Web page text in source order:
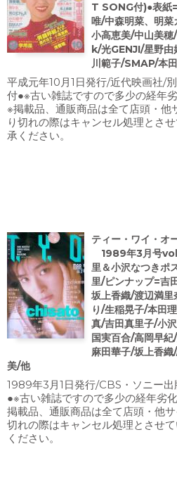
T SONG付)●表紙
唯/中森明菜、明
小高恵美/中山美
k/光GENJI/星野由
川範子/SMAP/本
平成元年10月1日発行/近代映画社/
付●※古い雑誌ですので多少の経年
※掲載品、通販商品は全て店頭・他
り切れの際はキャンセル処理とさ
承ください。
ティー・ワイ・オ
1989年3月号
里＆小沢なつきポ
里/ピンナップ=吉
坂上香織/渡辺満
り/生稲晃子/本田
真/吉田真里子/小
国実百合/高岡早
麻田華子/坂上香
美/他
1989年3月1日発行/CBS・ソニー
●※古い雑誌ですので多少の経年劣
掲載品、通販商品は全て店頭・他
切れの際はキャンセル処理とさせ
ください。